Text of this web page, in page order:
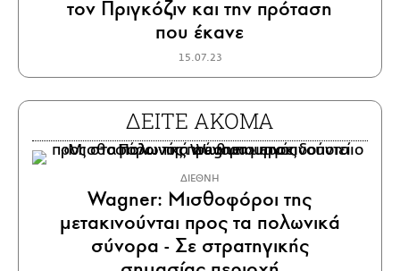
τον Πριγκόζιν και την πρόταση
που έκανε
15.07.23
ΔΕΙΤΕ ΑΚΟΜΑ
ΔΙΕΘΝΗ
Wagner: Μισθοφόροι της
μετακινούνται προς τα πολωνικά
σύνορα - Σε στρατηγικής